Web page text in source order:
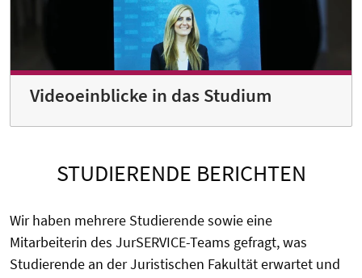
Videoeinblicke in das Studium
STUDIERENDE BERICHTEN
Wir haben mehrere Studierende sowie eine
Mitarbeiterin des JurSERVICE-Teams gefragt, was
Studierende an der Juristischen Fakultät erwartet und